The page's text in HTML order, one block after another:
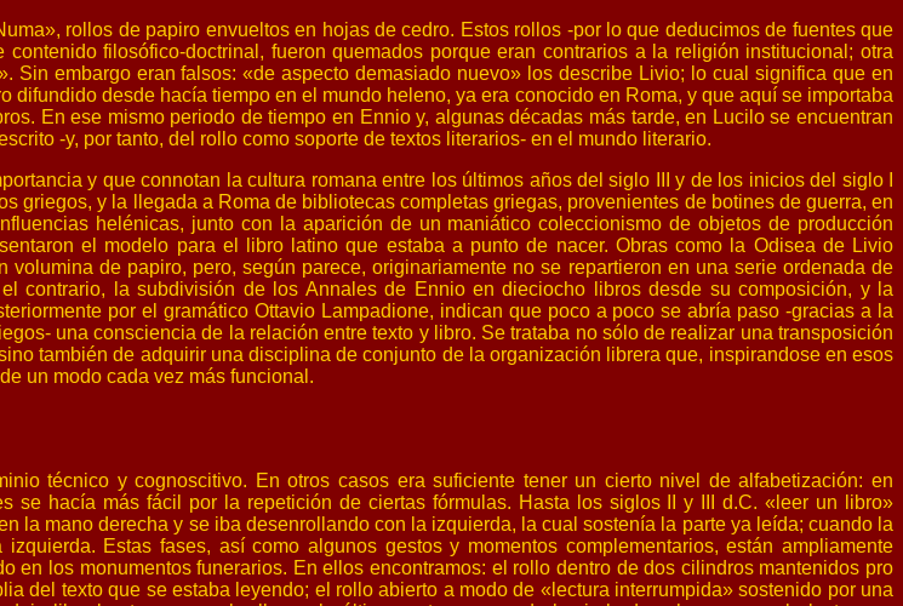
rollos de papiro envueltos en hojas de cedro. Estos rollos -por lo que deducimos de fuentes que
filosófico-doctrinal, fueron quemados porque eran contrarios a la religión institucional; otra
Sin embargo eran falsos: «de aspecto demasiado nuevo» los describe Livio; lo cual significa que en
desde hacía tiempo en el mundo heleno, ya era conocido en Roma, y que aquí se importaba
En ese mismo periodo de tiempo en Ennio y, algunas décadas más tarde, en Lucilo se encuentran
-y, por tanto, del rollo como soporte de textos literarios- en el mundo literario.
y que connotan la cultura romana entre los últimos años del siglo III y de los inicios del siglo I
griegos, y la llegada a Roma de bibliotecas completas griegas, provenientes de botines de guerra, en
helénicas, junto con la aparición de un maniático coleccionismo de objetos de producción
el modelo para el libro latino que estaba a punto de nacer. Obras como la Odisea de Livio
de papiro, pero, según parece, originariamente no se repartieron en una serie ordenada de
contrario, la subdivisión de los Annales de Ennio en dieciocho libros desde su composición, y la
por el gramático Ottavio Lampadione, indican que poco a poco se abría paso -gracias a la
una consciencia de la relación entre texto y libro. Se trataba no sólo de realizar una transposición
también de adquirir una disciplina de conjunto de la organización librera que, inspirandose en esos
un modo cada vez más funcional.
técnico y cognoscitivo. En otros casos era suficiente tener un cierto nivel de alfabetización: en
se hacía más fácil por la repetición de ciertas fórmulas. Hasta los siglos II y III d.C. «leer un libro»
la mano derecha y se iba desenrollando con la izquierda, la cual sostenía la parte ya leída; cuando la
Estas fases, así como algunos gestos y momentos complementarios, están ampliamente
en los monumentos funerarios. En ellos encontramos: el rollo dentro de dos cilindros mantenidos pro
del texto que se estaba leyendo; el rollo abierto a modo de «lectura interrumpida» sostenido por una